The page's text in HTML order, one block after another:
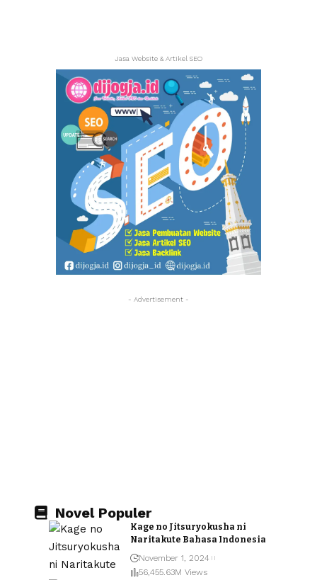
Jasa Website & Artikel SEO
- Advertisement -
Novel Populer
Kage no Jitsuryokusha ni
Naritakute Bahasa Indonesia
November 1, 2024
56,455.63M Views